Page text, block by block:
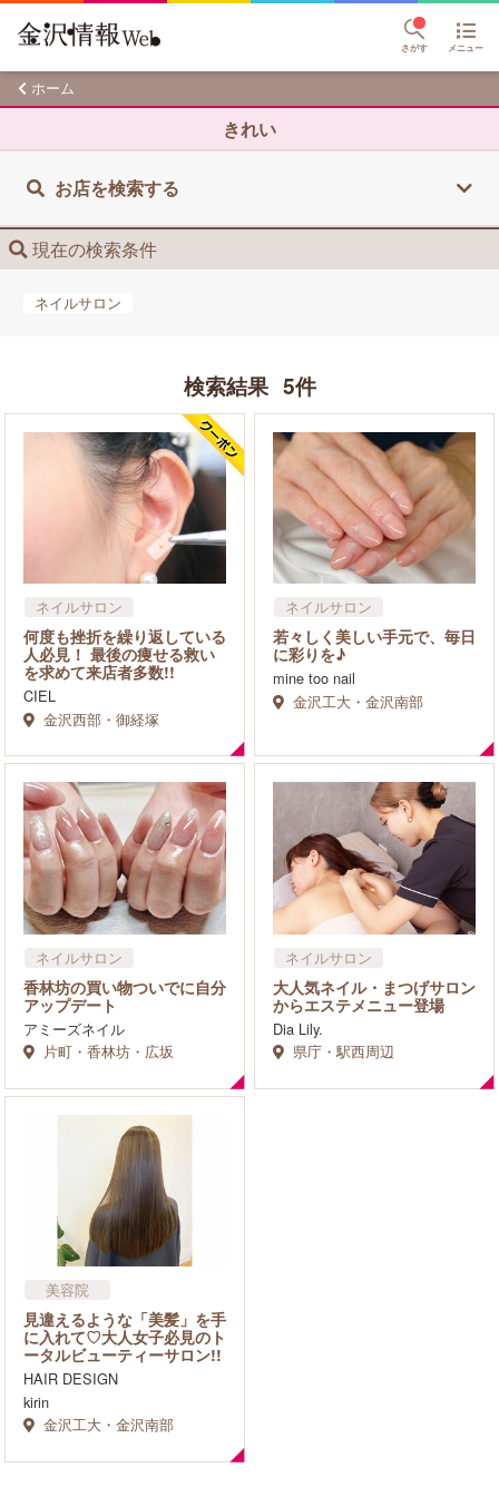
さがす メニュー
ホーム
きれい
お店を検索する
現在の検索条件
ネイルサロン
検索結果 5件
ネイルサロン
何度も挫折を繰り返している
人必見！ 最後の痩せる救い
を求めて来店者多数!!
CIEL
金沢西部・御経塚
ネイルサロン
若々しく美しい手元で、毎日
に彩りを♪
mine too nail
金沢工大・金沢南部
ネイルサロン
香林坊の買い物ついでに自分
アップデート
アミーズネイル
片町・香林坊・広坂
ネイルサロン
まつげサロン
エステサロン
ダイエット・痩身
フェイシャル
大人気ネイル・まつげサロン
からエステメニュー登場
Dia Lily.
県庁・駅西周辺
美容院
ネイルサロン
リラクゼーション・マッサ
ージ
見違えるような「美髪」を手
に入れて♡大人女子必見のト
ータルビューティーサロン!!
HAIR DESIGN
kirin
金沢工大・金沢南部